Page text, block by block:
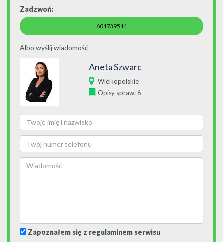
Zadzwoń:
601739511
Albo wyślij wiadomość
Aneta Szwarc
Wielkopolskie
Opisy spraw: 6
Zapoznałem się z regulaminem serwisu